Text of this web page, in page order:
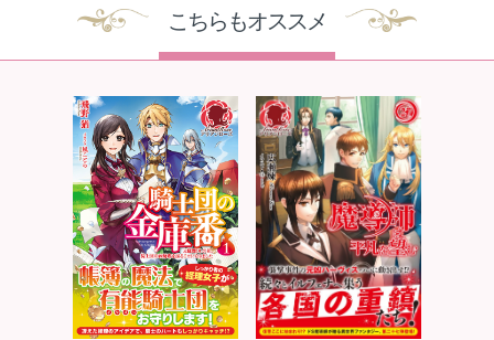
こちらもオススメ